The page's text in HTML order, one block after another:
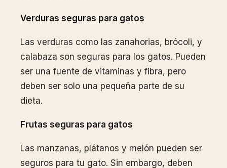
Verduras seguras para gatos
Las verduras como las zanahorias, brócoli, y
calabaza son seguras para los gatos. Pueden
ser una fuente de vitaminas y fibra, pero
deben ser solo una pequeña parte de su
dieta.
Frutas seguras para gatos
Las manzanas, plátanos y melón pueden ser
seguros para tu gato. Sin embargo, deben